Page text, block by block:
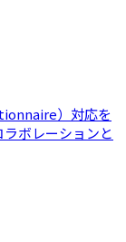
）対応を
ボレーションと